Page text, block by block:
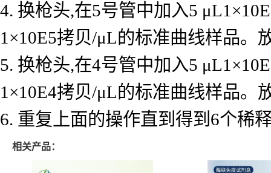
4. 换枪头,在5号管中加入5
1×10E5拷贝/μL的标准曲线样品。
5. 换枪头,在4号管中加入5
1×10E4拷贝/μL的标准曲线样品。
6. 重复上面的操作直到得到6个稀
相关产品：